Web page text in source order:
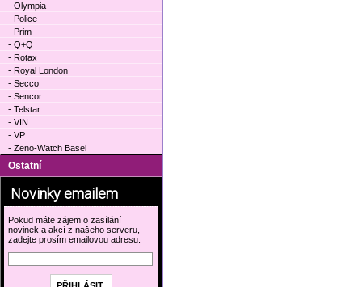
- Olympia
- Police
- Prim
- Q+Q
- Rotax
- Royal London
- Secco
- Sencor
- Telstar
- VIN
- VP
- Zeno-Watch Basel
Ostatní
Novinky emailem
Pokud máte zájem o zasílání
novinek a akcí z našeho serveru,
zadejte prosím emailovou adresu.